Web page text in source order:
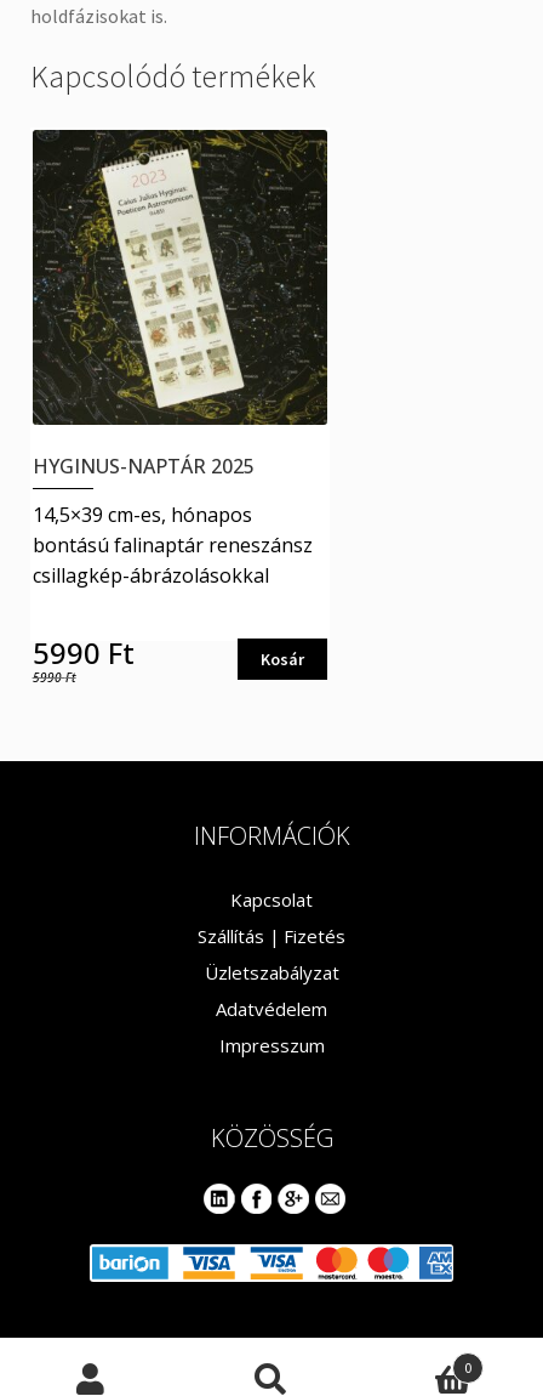
holdfázisokat is.
Kapcsolódó termékek
HYGINUS-NAPTÁR 2025
14,5×39 cm-es, hónapos
bontású falinaptár reneszánsz
csillagkép-ábrázolásokkal
5990 Ft
5990Ft
Kosár
INFORMÁCIÓK
Kapcsolat
Szállítás | Fizetés
Üzletszabályzat
Adatvédelem
Impresszum
KÖZÖSSÉG
0
© 1999-2020 Geobook Kft. | 2000 Szentendre, Szentlászlói út 62/b